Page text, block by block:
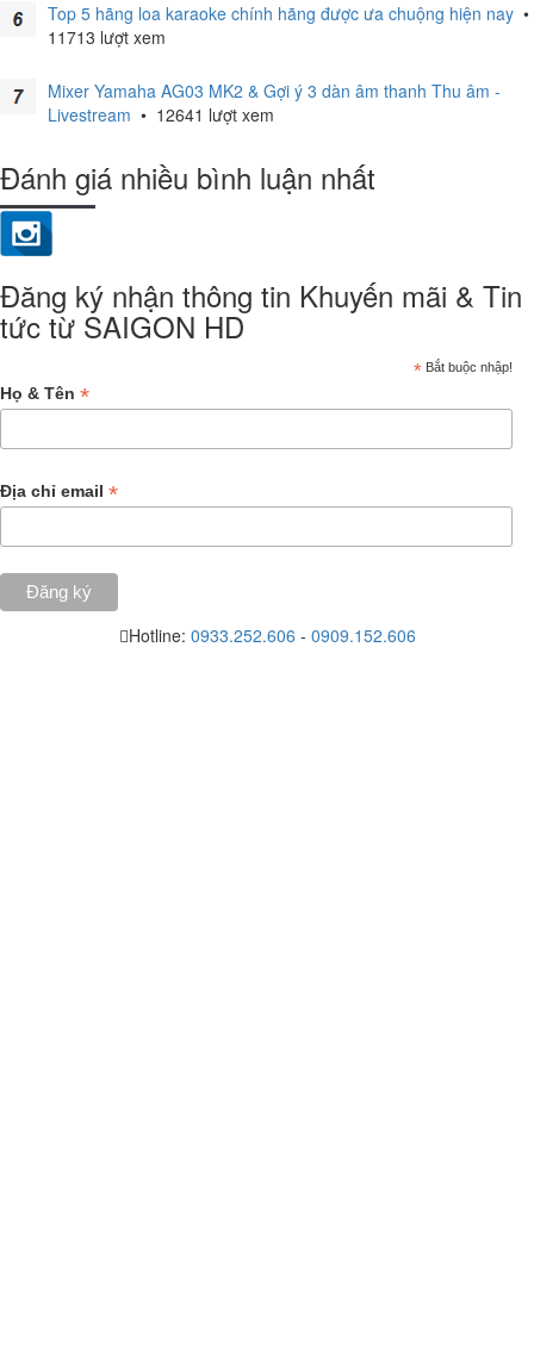
Top 5 hãng loa karaoke chính hãng được ưa chuộng hiện nay •
11713 lượt xem
Mixer Yamaha AG03 MK2 & Gợi ý 3 dàn âm thanh Thu âm -
Livestream • 12641 lượt xem
Đánh giá nhiều bình luận nhất
Đăng ký nhận thông tin Khuyến mãi & Tin
tức từ SAIGON HD
* Bắt buộc nhập!
Họ & Tên *
Địa chỉ email *
Hotline: 0933.252.606 - 0909.152.606